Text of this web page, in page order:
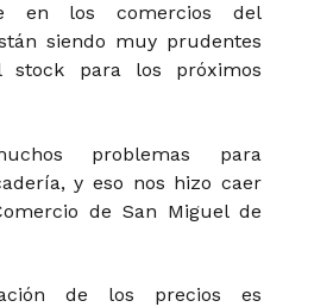
en los comercios del
siendo muy prudentes
stock para los próximos
problemas para
y eso nos hizo caer
de San Miguel de
de los precios es